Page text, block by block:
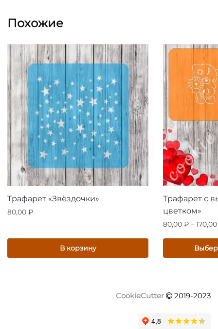
Похожие
Трафарет «Звёздочки»
80,00 ₽
В корзину
Трафарет с
цветком»
80,00 ₽ –
Этот
Опции
выбрать
CookieCutter 2019-2023